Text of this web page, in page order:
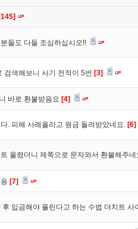
[145]
들도 다들 조심하십시오!!
검색해보니 사기 전적이 5번 [3]
바로 환불받음요 [4]
. 피해 사례올리고 원금 돌려받았네요. [6]
올렸더니 제쪽으로 문자와서 환불해주네
[7]
입금해야 풀린다고 하는 수법 더치트